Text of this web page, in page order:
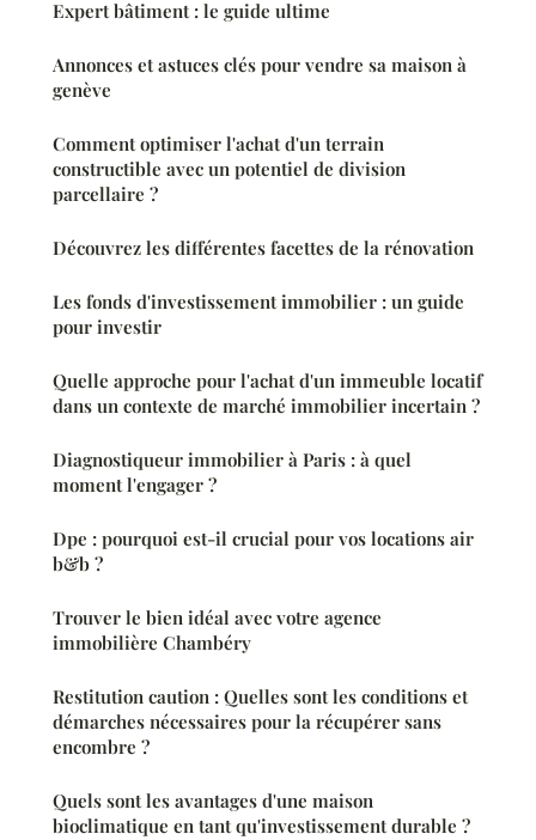
Expert bâtiment : le guide ultime
Annonces et astuces clés pour vendre sa maison à
genève
Comment optimiser l'achat d'un terrain
constructible avec un potentiel de division
parcellaire ?
Découvrez les différentes facettes de la rénovation
Les fonds d'investissement immobilier : un guide
pour investir
Quelle approche pour l'achat d'un immeuble locatif
dans un contexte de marché immobilier incertain ?
Diagnostiqueur immobilier à Paris : à quel
moment l'engager ?
Dpe : pourquoi est-il crucial pour vos locations air
b&b ?
Trouver le bien idéal avec votre agence
immobilière Chambéry
Restitution caution : Quelles sont les conditions et
démarches nécessaires pour la récupérer sans
encombre ?
Quels sont les avantages d'une maison
bioclimatique en tant qu'investissement durable ?